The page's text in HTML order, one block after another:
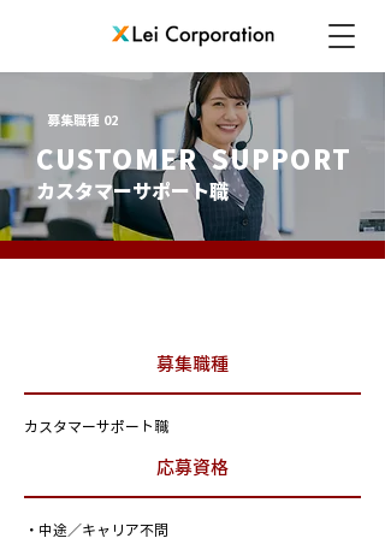
募集職種 02
CUSTOMER SUPPORT
カスタマーサポート職
募集職種
カスタマーサポート職
応募資格
・中途／キャリア不問